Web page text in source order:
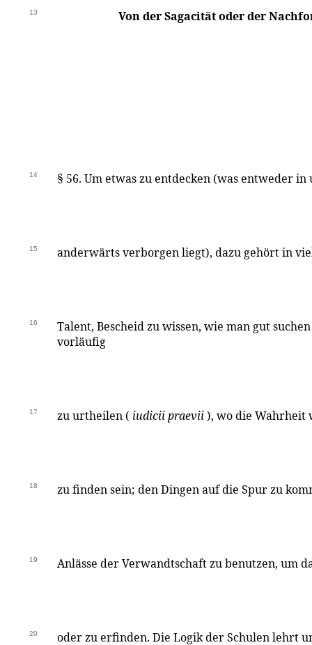
13 Von der Sagacität oder der
14 § 56. Um etwas zu entdecken (was entweder in
15 anderwärts verborgen liegt), dazu gehört in
16
Talent, Bescheid zu wissen, wie man gut
vorläufig
17 zu urtheilen ( iudicii praevii), wo die Wahrheit
18 zu finden sein; den Dingen auf die Spur zu
19 Anlässe der Verwandtschaft zu benutzen, um
20 oder zu erfinden. Die Logik der Schulen lehrt